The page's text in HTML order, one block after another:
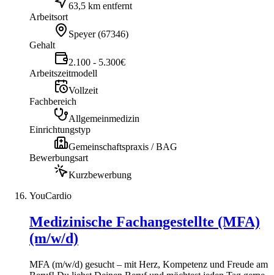
63,5 km entfernt
Arbeitsort
Speyer (67346)
Gehalt
2.100 - 5.300€
Arbeitszeitmodell
Vollzeit
Fachbereich
Allgemeinmedizin
Einrichtungstyp
Gemeinschaftspraxis / BAG
Bewerbungsart
Kurzbewerbung
YouCardio
Medizinische Fachangestellte (MFA)
(m/w/d)
MFA (m/w/d) gesucht – mit Herz, Kompetenz und Freude am